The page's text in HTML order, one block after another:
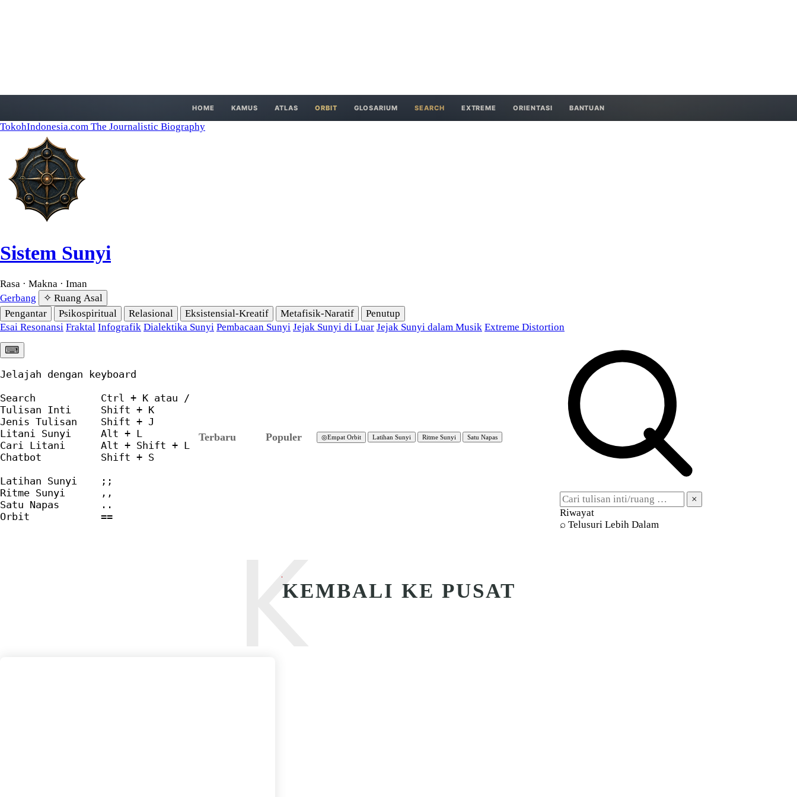
HOME KAMUS ATLAS ORBIT GLOSARIUM SEARCH EXTREME ORIENTASI BANTUAN
TokohIndonesia.com The Journalistic Biography
Sistem Sunyi
Rasa · Makna · Iman
Gerbang
✧ Ruang Asal
Pengantar
Psikospiritual Relasional Eksistensial-Kreatif Metafisik-Naratif
Penutup
Esai Resonansi Fraktal Infografik Dialektika Sunyi Pembacaan Sunyi Jejak Sunyi di Luar Jejak Sunyi dalam Musik Extreme Distortion
⌨︎
Jelajah dengan keyboard
Search           Ctrl + K atau /
Tulisan Inti     Shift + K
Jenis Tulisan    Shift + J
Litani Sunyi     Alt + L
Cari Litani      Alt + Shift + L
Chatbot          Shift + S
Latihan Sunyi    ;;
Ritme Sunyi      ,,
Satu Napas       ..
Orbit            ==
Terbaru Populer ◎Empat Orbit Latihan Sunyi Ritme Sunyi Satu Napas
×
Riwayat
⌕ Telusuri Lebih Dalam
KEMBALI KE PUSAT
K